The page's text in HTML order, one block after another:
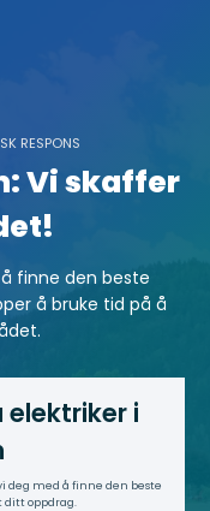
RESPONS
Vi skaffer
finne den beste
å bruke tid på å
elektriker i
deg med å finne den beste
oppdrag.